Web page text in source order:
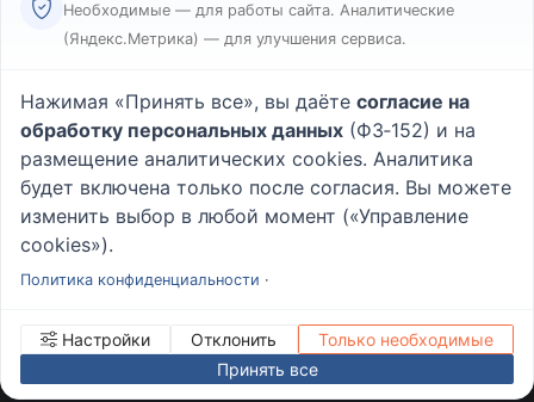
Реклама
Пользовательское соглашение
Политика конфиденциальности
Вопрос - Ответ|О проекте
ИНН/КПП Управление cookies
Необходимые — для работы сайта. Аналитические
(Яндекс.Метрика) — для улучшения сервиса.
Нажимая «Принять все», вы даёте согласие на
обработку персональных данных (ФЗ‑152) и на
размещение аналитических cookies. Аналитика
будет включена только после согласия. Вы можете
изменить выбор в любой момент («Управление
cookies»).
Политика конфиденциальности ·
Настройки Отклонить
Только необходимые
Принять все